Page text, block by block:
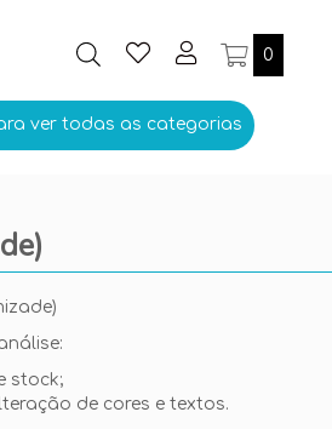
0
ver todas as categorias
stock;
de cores e textos.